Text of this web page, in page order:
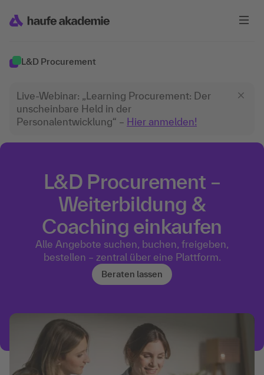
L&D Procurement
Live-Webinar: „Learning Procurement: Der
unscheinbare Held in der
Personalentwicklung“ – Hier anmelden!
L&D Procurement –
Weiterbildung &
Coaching einkaufen
Alle Angebote suchen, buchen, freigeben,
bestellen – zentral über eine Plattform.
Beraten lassen